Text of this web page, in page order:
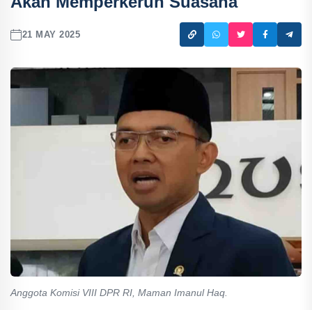
21 MAY 2025
Anggota Komisi VIII DPR RI, Maman Imanul Haq.